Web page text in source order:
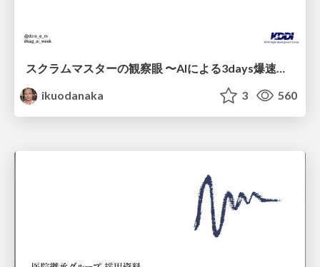
スクラムマスターの観察眼 〜AIによる3days爆速キャッチアップと次の一手〜/The Scrum Master's Insight: Lightning-Fast 3-Day Catch-Up with AI and the Next Move
ikuodanaka
3 560